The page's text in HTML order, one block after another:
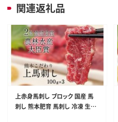
関連返礼品
上赤身馬刺し ブロック 国産 馬
刺し 熊本肥育 馬刺し 冷凍 生食